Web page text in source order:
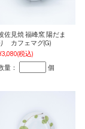
佐見焼 福峰窯 陽だま
カフェマグ(G)
(税込)
量： 個